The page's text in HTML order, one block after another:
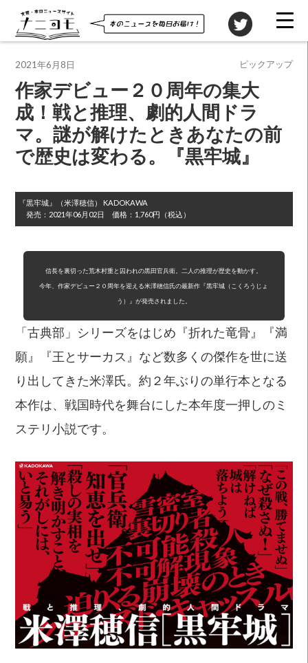
作家デビュー２０周年の集大
成！戦と推理、劇的人間ドラ
マ。謎が解けたときあなたの前
で歴史は変わる。『黒牢城』
『黒牢城』 （米澤穂信）
KADOKAWA
発売： 2021年06月02日 価格： 1,760円（税込）
信長を裏切った荒木村重と囚われの黒田官兵衛。二人の推理が歴史を動かす。
今年、作家デビュー２０周年を迎える米澤穂信氏の最新作『黒牢城（こくろうじょ
う）』が発売されました。
「古典部」シリーズをはじめ『折れた竜骨』『満
願』『王とサーカス』など数多くの傑作を世に送
り出してきた米澤氏。約２年ぶりの単行本となる
本作は、戦国時代を舞台にした本年度一押しのミ
ステリ小説です。
2021年6月8日 ピックアップ